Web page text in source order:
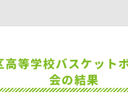
高等学校バスケット
会の結果